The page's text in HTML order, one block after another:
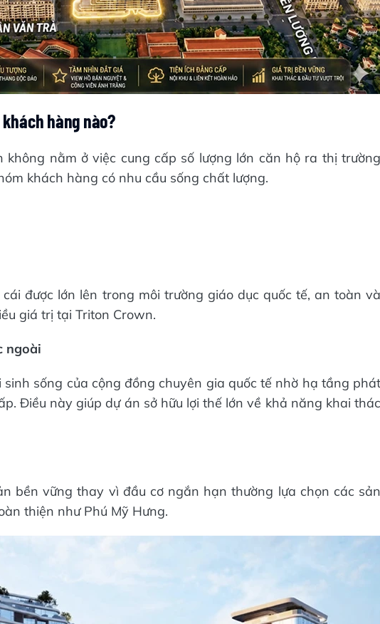
hàng nào?
không nằm ở việc cung cấp số lượng lớn căn hộ ra thị trường
khách hàng có nhu cầu sống chất lượng.
được lớn lên trong môi trường giáo dục quốc tế, an toàn và
giá trị tại Triton Crown.
ngoài
sinh sống của cộng đồng chuyên gia quốc tế nhờ hạ tầng phát
Điều này giúp dự án sở hữu lợi thế lớn về khả năng khai thác
bền vững thay vì đầu cơ ngắn hạn thường lựa chọn các sản
thiện như Phú Mỹ Hưng.